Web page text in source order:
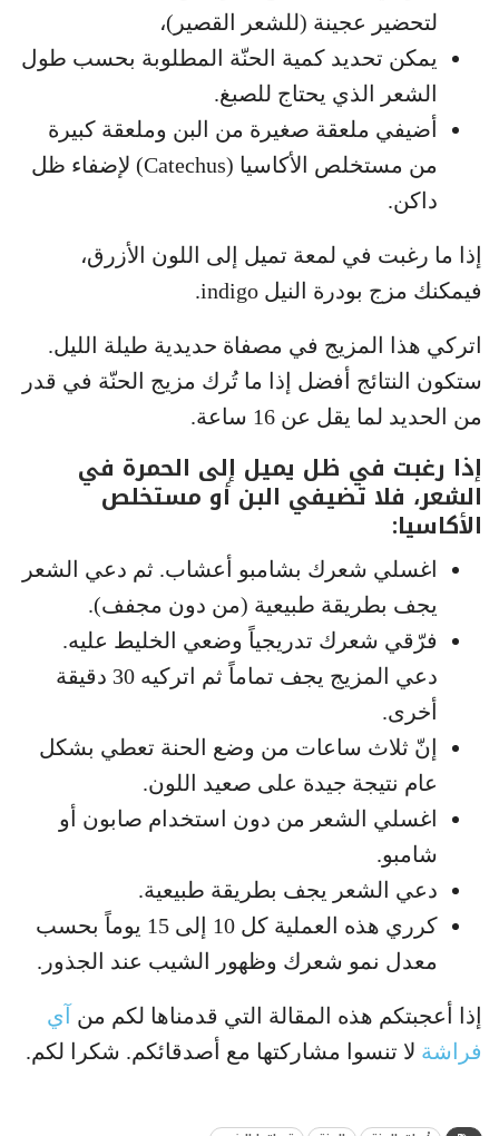
لتحضير عجينة (للشعر القصير)،
يمكن تحديد كمية الحنّة المطلوبة بحسب طول
الشعر الذي يحتاج للصبغ.
أضيفي ملعقة صغيرة من البن وملعقة كبيرة
من مستخلص الأكاسيا (Catechus) لإضفاء ظل
داكن.
إذا ما رغبت في لمعة تميل إلى اللون الأزرق،
فيمكنك مزج بودرة النيل indigo.
اتركي هذا المزيج في مصفاة حديدية طيلة الليل.
ستكون النتائج أفضل إذا ما تُرك مزيج الحنّة في قدر
من الحديد لما يقل عن 16 ساعة.
إذا رغبت في ظل يميل إلى الحمرة في
الشعر، فلا تضيفي البن أو مستخلص
الأكاسيا:
اغسلي شعرك بشامبو أعشاب. ثم دعي الشعر
يجف بطريقة طبيعية (من دون مجفف).
فرّقي شعرك تدريجياً وضعي الخليط عليه.
دعي المزيج يجف تماماً ثم اتركيه 30 دقيقة
أخرى.
إنّ ثلاث ساعات من وضع الحنة تعطي بشكل
عام نتيجة جيدة على صعيد اللون.
اغسلي الشعر من دون استخدام صابون أو
شامبو.
دعي الشعر يجف بطريقة طبيعية.
كرري هذه العملية كل 10 إلى 15 يوماً بحسب
معدل نمو شعرك وظهور الشيب عند الجذور.
إذا أعجبتكم هذه المقالة التي قدمناها لكم من آي
فراشة لا تنسوا مشاركتها مع أصدقائكم. شكرا لكم.